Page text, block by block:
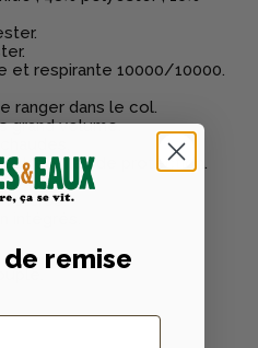
et respirante 10000/10000.
ranger dans le col.
grand volume.
flap de protection.
.
velcros.
intégrés.
de remise